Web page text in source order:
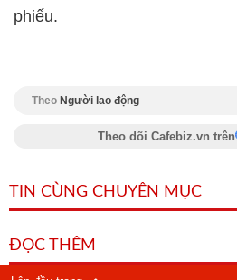
phiếu.
Theo Người lao động
Theo dõi Cafebiz.vn trên
TIN CÙNG CHUYÊN MỤC
ĐỌC THÊM